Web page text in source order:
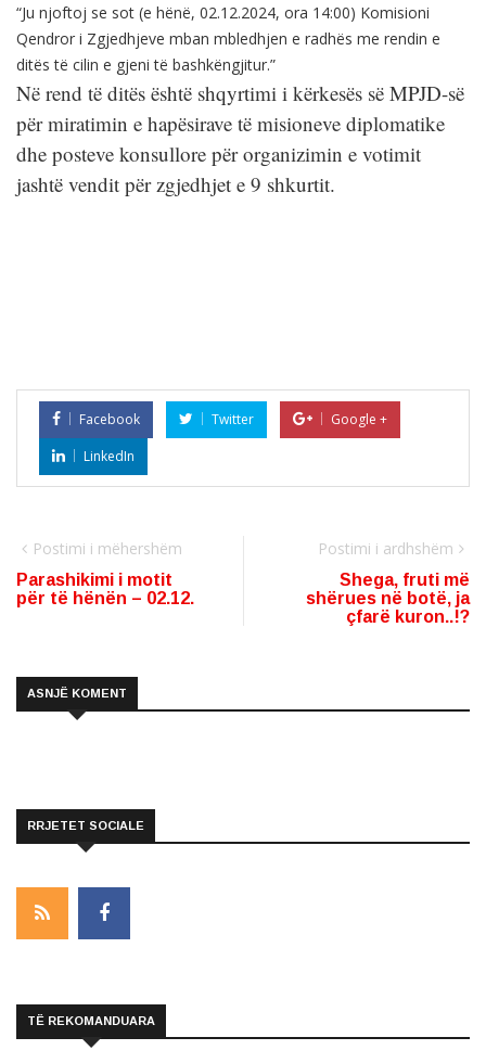
“Ju njoftoj se sot (e hënë, 02.12.2024, ora 14:00) Komisioni
Qendror i Zgjedhjeve mban mbledhjen e radhës me rendin e
ditës të cilin e gjeni të bashkëngjitur.”
Në rend të ditës është shqyrtimi i kërkesës së MPJD-së
për miratimin e hapësirave të misioneve diplomatike
dhe posteve konsullore për organizimin e votimit
jashtë vendit për zgjedhjet e 9 shkurtit.
Facebook Twitter
Google +
LinkedIn
Postimi i mëhershëm
Parashikimi i motit
për të hënën – 02.12.
Postimi i ardhshëm
Shega, fruti më
shërues në botë, ja
çfarë kuron..!?
ASNJË KOMENT
RRJETET SOCIALE
TË REKOMANDUARA